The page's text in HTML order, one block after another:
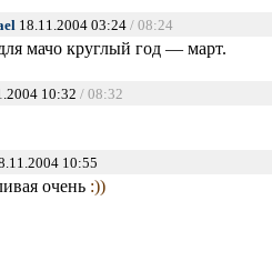
18.11.2004 03:24 / 08:24
мачо круглый год — март.
10:32 / 08:32
10:55
очень :))